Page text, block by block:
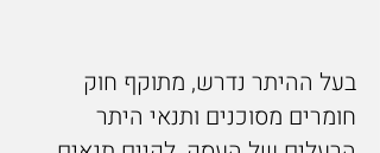
בעל ההיתר נדרש, מתוקף חוק
חומרים מסוכנים ותנאי היתר